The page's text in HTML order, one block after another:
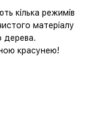
кілька режимів
матеріалу
дерева.
красунею!